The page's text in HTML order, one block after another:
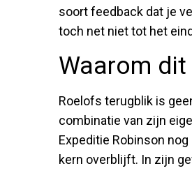
soort feedback dat je
toch net niet tot het
Waarom
Roelofs terugblik is
combinatie van zijn
Expeditie Robinson
kern overblijft. In zijn